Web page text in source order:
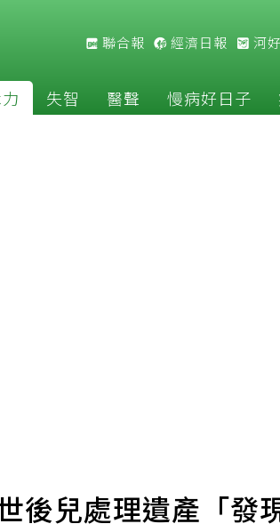
聯合報 經濟日報 河
失智 醫聲 慢病好日子
後兒處理遺產「發